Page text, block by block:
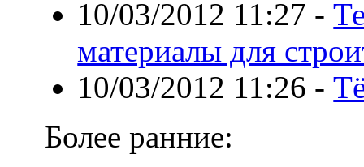
10/03/2012 11:27 -
материалы для
10/03/2012 11:26 -
Более ранние: